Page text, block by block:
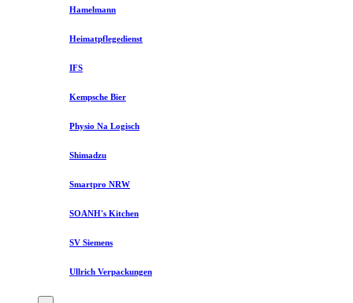
Hamelmann
Heimatpflegedienst
IFS
Kempsche Bier
Physio Na Logisch
Shimadzu
Smartpro NRW
SOANH's Kitchen
SV Siemens
Ullrich Verpackungen